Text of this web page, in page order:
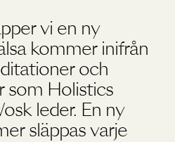
vi en ny
kommer inifrån
och
som Holistics
leder. En ny
släppas varje